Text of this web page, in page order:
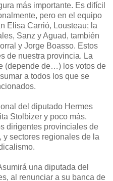
más importante. Es difícil
pero en el equipo
Elisa Carrió, Lousteau; la
Sanz y Aguad, también
y Jorge Boasso. Estos
de nuestra provincia. La
(depende de…) los votos de
a todos los que se
del diputado Hermes
Stolbizer y poco más.
dirigentes provinciales de
sectores regionales de la
una diputada del
al renunciar a su banca de